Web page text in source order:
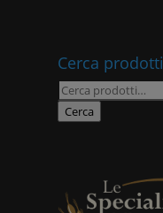
Cerca prodotti
Cerca:
Cerca